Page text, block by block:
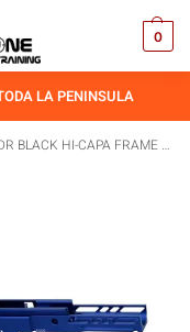
0
LA PENINSULA
BLACK HI-CAPA FRAME 04 (3.9″)